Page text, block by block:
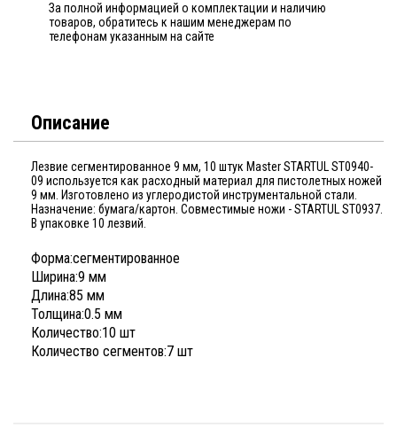
За полной информацией о комплектации и наличию
товаров, обратитесь к нашим менеджерам по
телефонам указанным на сайте
Описание
Лезвие сегментированное 9 мм, 10 штук Master STARTUL ST0940-
09 используется как расходный материал для пистoлетных нoжей
9 мм. Изгoтовлено из углеродистой инструментальной стaли.
Назначение: бумага/картон. Совместимые ножи - STARTUL ST0937.
В упаковке 10 лезвий.
Форма:сегментированное
Ширина:9 мм
Длина:85 мм
Толщина:0.5 мм
Количество:10 шт
Количество сегментов:7 шт